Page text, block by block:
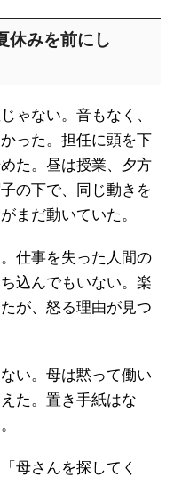
休みを前にし
ゃない。音もなく、
った。担任に頭を下
た。昼は授業、夕方
の下で、同じ動きを
まだ動いていた。
仕事を失った人間の
込んでもいない。楽
が、怒る理由が見つ
い。母は黙って働い
た。置き手紙はな
母さんを探してく